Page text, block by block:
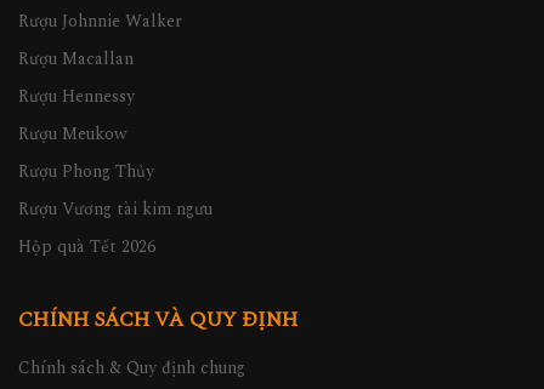
Rượu Johnnie Walker
Rượu Macallan
Rượu Hennessy
Rượu Meukow
Rượu Phong Thủy
Rượu Vương tài kim ngưu
Hộp quà Tết 2026
CHÍNH SÁCH VÀ QUY ĐỊNH
Chính sách & Quy định chung